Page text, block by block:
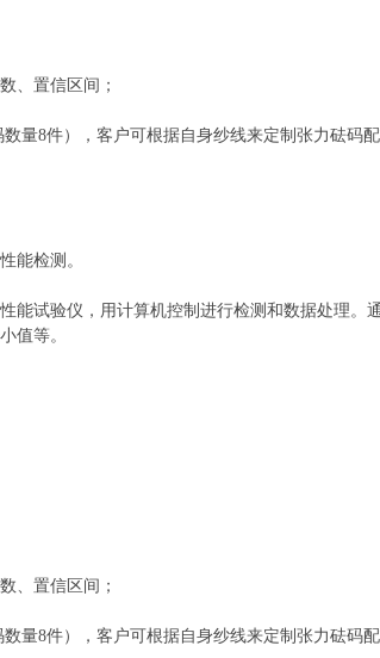
、置信区间；
数量8件）
，客户可根据自身纱线来定制张力砝码
能检测。
能试验仪，用计算机控制进行检测和数据处理。
值等。
、置信区间；
数量8件）
，客户可根据自身纱线来定制张力砝码